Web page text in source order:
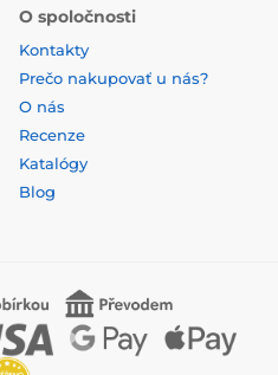
O spoločnosti
Kontakty
Prečo nakupovať u nás?
O nás
Recenze
Katalógy
Blog